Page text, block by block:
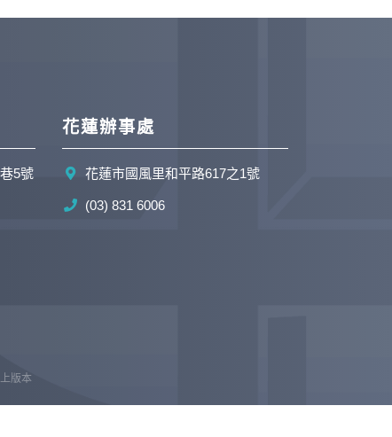
5號
花蓮辦事處
花蓮市國風里和平路617之1號
(03) 831 6006
版本